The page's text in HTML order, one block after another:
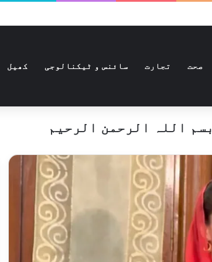
صحت تجارت سائنس و ٹیکنالوجی کھیل
بسم اللہ الرحمن الرحیم